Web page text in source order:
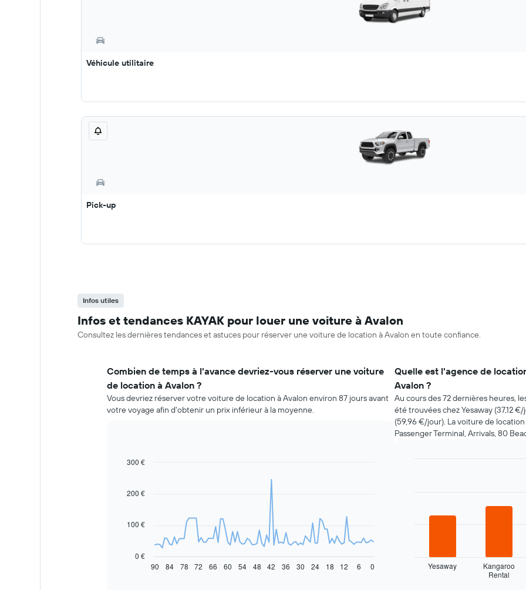
Véhicule utilitaire
Pick-up
Infos utiles
Infos et tendances KAYAK pour louer une voiture à Avalon
Consultez les dernières tendances et astuces pour réserver une voiture de location à Avalon en toute confiance.
Combien de temps à l'avance devriez-vous réserver une voiture
de location à Avalon ?
Vous devriez réserver votre voiture de location à Avalon environ 87 jours avant
votre voyage afin d'obtenir un prix inférieur à la moyenne.
Line
91
data
graphique
dessous
Chart
0 €
100 €
200 €
300 €
90 60 30 0
84 78 72 66 54 48 42 36 24 18 12 6
Quelle est l'agence de
Avalon ?
Au cours des 72 dernières heures,
été trouvées chez Yesaway (37,12
(59,96 €/jour). La voiture de
Passenger Terminal, Arrivals, 80
dessousYesaway
Kangaroo
Rental